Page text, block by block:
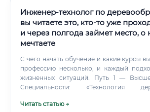
Инженер-технолог по
вы читаете это, кто-то уже
и через полгода займет место,
мечтаете
С чего начать обучение и какие курсы
профессию несколько, и каждый
жизненных ситуаций. Путь 1 —
Специальности: «Технология
лесозаготовительных и
Читать статью →